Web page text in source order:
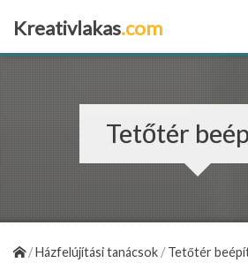
Kreativlakas.com
Tetőtér
/Házfelújítási tanácsok /Tetőtér